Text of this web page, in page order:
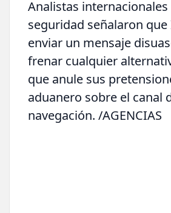
Analistas internacionales
seguridad señalaron
enviar un mensaje
frenar cualquier
que anule sus
aduanero sobre el canal
navegación. /AGENCIAS